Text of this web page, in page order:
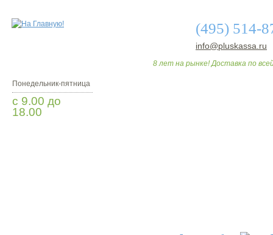
(495) 514-
info@pluskassa.ru
8 лет на рынке! Доставка по
Понедельник-пятница
с 9.00 до
18.00